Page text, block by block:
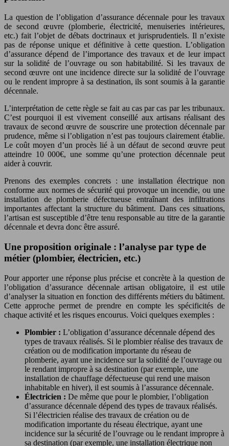
La question de l’obligation d’assurance décennale pour les travaux
de second œuvre (plomberie, électricité, menuiseries intérieures,
etc.) fait l’objet de débats doctrinaux et jurisprudentiels. Il n’existe
pas de réponse unique et définitive à cette question. L’obligation
d’assurance dépend de l’importance des travaux et de leur impact
sur la solidité de l’ouvrage ou son habitabilité. Si les travaux de
second œuvre ont une incidence directe sur la solidité de l’ouvrage
ou le rendent impropre à sa destination, ils sont soumis à la garantie
décennale.
L’interprétation de cette règle se fait au cas par cas par les tribunaux.
C’est pourquoi il est vivement conseillé aux artisans réalisant des
travaux de second œuvre de souscrire une protection décennale par
prudence, même si l’obligation n’est pas toujours clairement établie.
Le coût moyen d’un procès lié à un défaut de second œuvre peut
atteindre 10 000€, une somme qu’une protection décennale peut
aider à couvrir.
Prenons des exemples concrets : une installation électrique non
conforme aux normes de sécurité qui provoque un incendie, ou une
installation de plomberie défectueuse entraînant des infiltrations
importantes affectant la structure du bâtiment. Dans ces situations,
l’artisan est susceptible d’être tenu responsable au titre de la garantie
décennale et devra donc être assuré.
Une proposition originale : l’analyse par type de
métier (plombier, électricien, etc.)
Pour apporter une réponse plus précise et concrète à la question de
l’obligation d’assurance décennale artisan obligatoire, il est utile
d’analyser la situation en fonction des différents métiers du bâtiment.
Cette approche permet de prendre en compte les spécificités de
chaque activité et les risques encourus. Voici quelques exemples :
Plombier : L’obligation d’assurance décennale dépend des
types de travaux réalisés. Si le plombier réalise des travaux de
création ou de modification importante du réseau de
plomberie, ayant une incidence sur la solidité de l’ouvrage ou
le rendant impropre à sa destination (par exemple, une
installation de chauffage défectueuse qui rend une maison
inhabitable en hiver), il est soumis à l’assurance décennale.
Électricien : De même que pour le plombier, l’obligation
d’assurance décennale dépend des types de travaux réalisés.
Si l’électricien réalise des travaux de création ou de
modification importante du réseau électrique, ayant une
incidence sur la sécurité de l’ouvrage ou le rendant impropre à
sa destination (par exemple, une installation électrique non